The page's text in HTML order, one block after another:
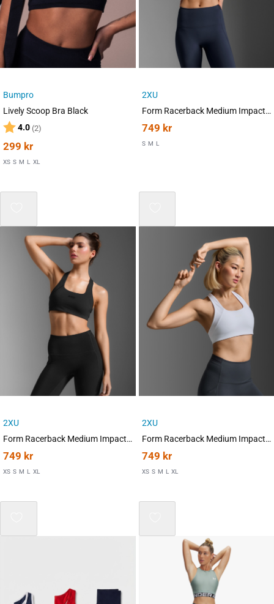
Bumpro
Lively Scoop Bra Black
Karakter:
4.0 (2)
299 kr
XS S M L XL
2XU
Form Racerback Medium Impact Bra Midnight/White
749 kr
S M L
2XU
Form Racerback Medium Impact Bra Black/Black
749 kr
XS S M L XL
2XU
Form Racerback Medium Impact Bra White/White
749 kr
XS S M L XL